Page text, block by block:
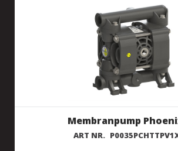
Membranpump
ART NR.